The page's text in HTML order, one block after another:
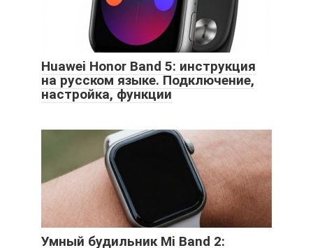
Huawei Honor Band 5: инструкция
на русском языке. Подключение,
настройка, функции
Умный будильник Mi Band 2: